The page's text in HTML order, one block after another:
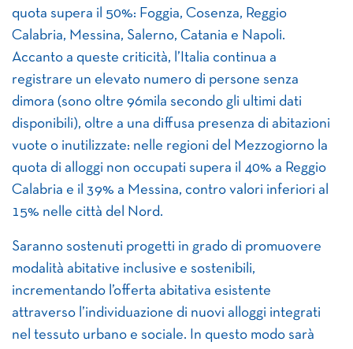
quota supera il 50%: Foggia, Cosenza, Reggio
Calabria, Messina, Salerno, Catania e Napoli.
Accanto a queste criticità, l’Italia continua a
registrare un elevato numero di persone senza
dimora (sono oltre 96mila secondo gli ultimi dati
disponibili), oltre a una diffusa presenza di abitazioni
vuote o inutilizzate: nelle regioni del Mezzogiorno la
quota di alloggi non occupati supera il 40% a Reggio
Calabria e il 39% a Messina, contro valori inferiori al
15% nelle città del Nord.
Saranno sostenuti progetti in grado di promuovere
modalità abitative inclusive e sostenibili,
incrementando l’offerta abitativa esistente
attraverso l’individuazione di nuovi alloggi integrati
nel tessuto urbano e sociale. In questo modo sarà